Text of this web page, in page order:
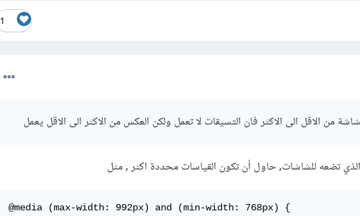
1
من الاقل الى الاكثر فان التسيقات لا تعمل ولكن العكس من الاكثر الى الاقل يعمل
تضعه للشاشات, حاول أن تكون القياسات محددة اكثر , مثل
@media (max-width: 992px) and (min-width: 768px) {